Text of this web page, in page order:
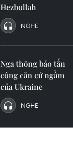
Hezbollah
NGHE
Nga thông báo tấn
công căn cứ ngầm
của Ukraine
NGHE